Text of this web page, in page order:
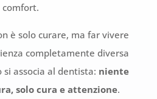
comfort.
è solo curare, ma far vivere
completamente diversa
si associa al dentista: niente
solo cura e attenzione.